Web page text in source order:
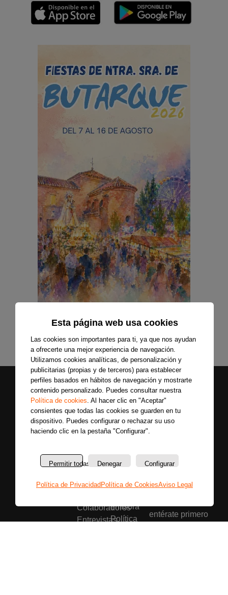
Esta página web usa cookies
Las cookies son importantes para ti, ya que nos ayudan
a ofrecerte una mejor experiencia de navegación.
Utilizamos cookies analíticas, de personalización y
publicitarias (propias y de terceros) para establecer
perfiles basados en hábitos de navegación y mostrarte
contenido personalizado. Puedes consultar nuestra
Política de cookies. Al hacer clic en "Aceptar"
consientes que todas las cookies se guarden en tu
dispositivo. Puedes configurar o rechazar su uso
haciendo clic en la pestaña "Configurar".
Permitir todas Denegar Configurar
Política de Privacidad Política de CookiesAviso Legal
Secciones
Últimas
Colaboradores
Entrevistas
Sobre
nosotros
emisora
Política
Únete a nuestras
entérate primero